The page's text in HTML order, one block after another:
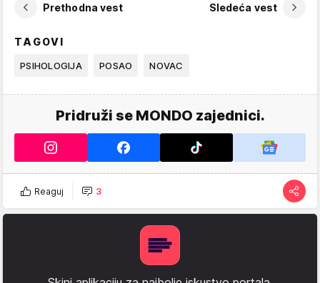
Prethodna vest Sledeća vest
TAGOVI
PSIHOLOGIJA POSAO NOVAC
Pridruži se MONDO zajednici.
Reaguj 3